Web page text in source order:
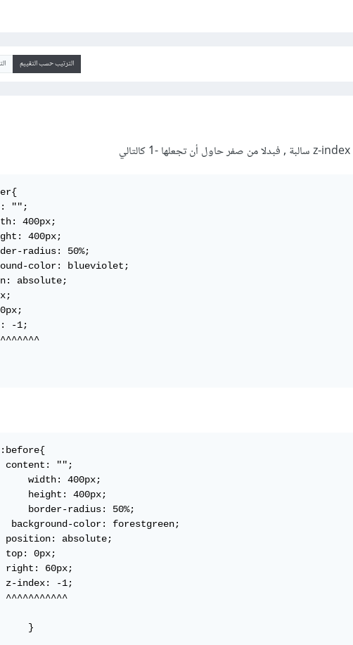
الترتيب حسب التقييم
"";
400px;
400px;
radius: 50%;
color: blueviolet;
absolute;
-1;
content: "";
width: 400px;
height: 400px;
border-radius: 50%;
background-color: forestgreen;
position: absolute;
top: 0px;
right: 60px;
z-index: -1;
^^^^^^^^^^^
}